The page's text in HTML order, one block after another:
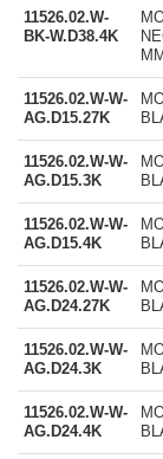
11526.02.W-
BK-W.D38.4K
MM
11526.02.W-W-
AG.D15.27K
11526.02.W-W-
AG.D15.3K
11526.02.W-W-
AG.D15.4K
11526.02.W-W-
AG.D24.27K
11526.02.W-W-
AG.D24.3K
11526.02.W-W-
AG.D24.4K